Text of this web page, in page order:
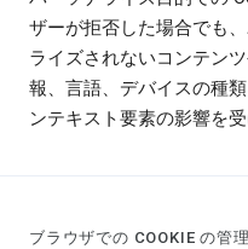
ザーが拒否した場合でも
ライズされないコンテン
報、言語、デバイスの種
ンテキスト要素の影響を
ブラウザでの COOKIE の管